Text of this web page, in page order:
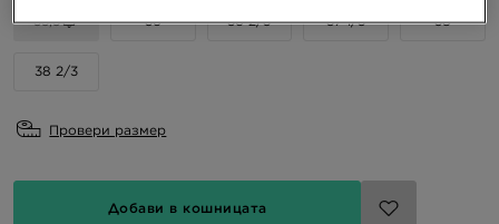
35,5 36 36 2/3 37 1/3 38
38 2/3
Провери размер
Добави в кошницата